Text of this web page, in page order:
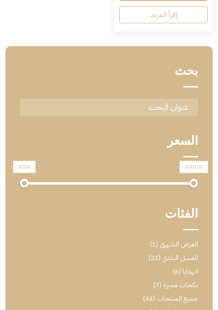
بحث
السعر
JOD0 JOD100
الفئات
العرض الشهري (1)
العسل البلدي (22)
الهدايا (6)
بكجات مميزة (7)
جميع المنتجات (44)
إقرأ المزيد